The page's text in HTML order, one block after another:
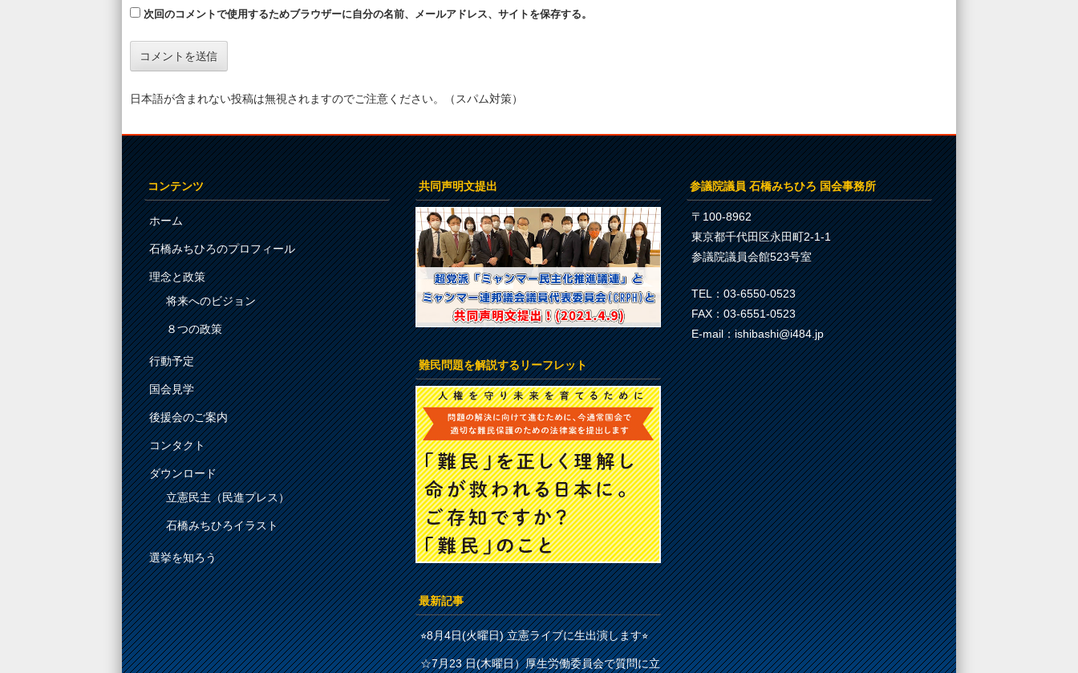
次回のコメントで使用するためブラウザーに自分の名前、メールアドレス、サイトを保存する。
日本語が含まれない投稿は無視されますのでご注意ください。（スパム対策）
コンテンツ
ホーム
石橋みちひろのプロフィール
理念と政策
将来へのビジョン
８つの政策
行動予定
国会見学
後援会のご案内
コンタクト
ダウンロード
立憲民主（民進プレス）
石橋みちひろイラスト
選挙を知ろう
共同声明文提出
難民問題を解説するリーフレット
最新記事
⭐︎8月4日(火曜日) 立憲ライブに生出演します⭐︎
☆7月23 日(木曜日）厚生労働委員会で質問に立
参議院議員 石橋みちひろ 国会事務所
〒100-8962
東京都千代田区永田町2-1-1
参議院議員会館523号室
TEL：03-6550-0523
FAX：03-6551-0523
E-mail：ishibashi@i484.jp